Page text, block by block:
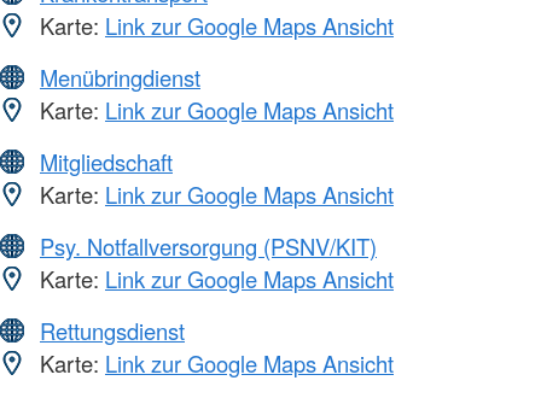
Karte: Link zur Google Maps Ansicht
Menübringdienst
Karte: Link zur Google Maps Ansicht
Mitgliedschaft
Karte: Link zur Google Maps Ansicht
Psy. Notfallversorgung (PSNV/KIT)
Karte: Link zur Google Maps Ansicht
Rettungsdienst
Karte: Link zur Google Maps Ansicht